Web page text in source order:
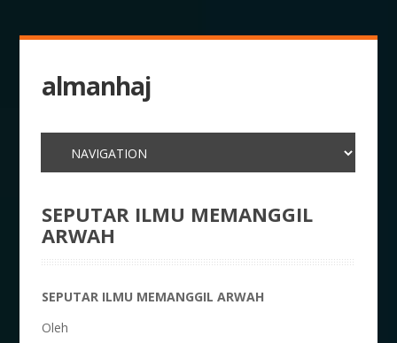
almanhaj
SEPUTAR ILMU MEMANGGIL
ARWAH
SEPUTAR ILMU MEMANGGIL ARWAH
Oleh